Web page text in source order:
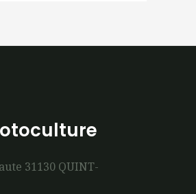
31130 QUINT-